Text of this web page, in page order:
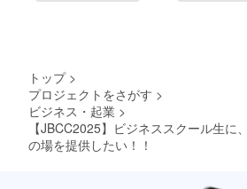
トップ >
プロジェクトをさがす >
ビジネス・起業 >
【JBCC2025】ビジネススクール生に
の場を提供したい！！